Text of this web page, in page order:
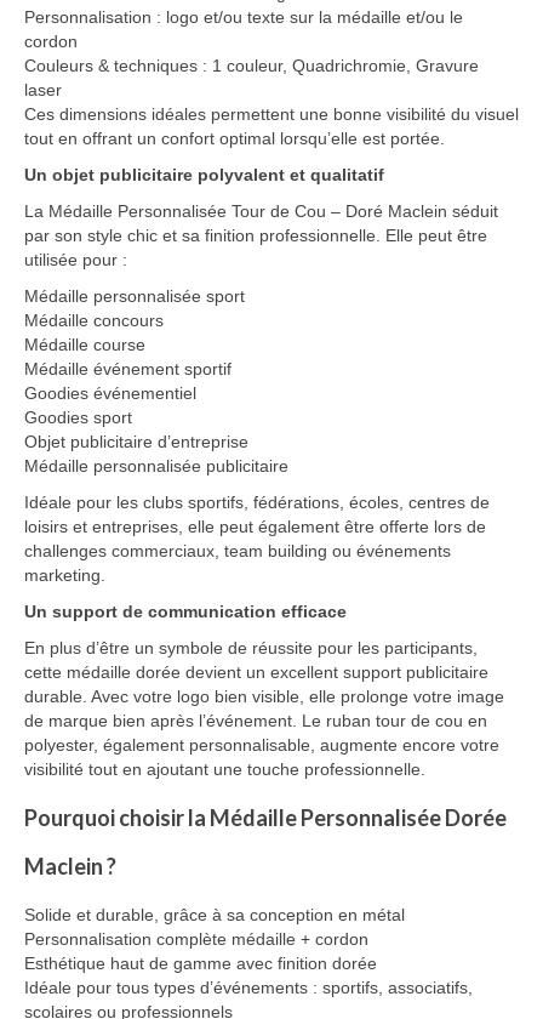
Personnalisation : logo et/ou texte sur la médaille et/ou le
cordon
Couleurs & techniques : 1 couleur, Quadrichromie, Gravure
laser
Ces dimensions idéales permettent une bonne visibilité du visuel
tout en offrant un confort optimal lorsqu’elle est portée.
Un objet publicitaire polyvalent et qualitatif
La Médaille Personnalisée Tour de Cou – Doré Maclein séduit
par son style chic et sa finition professionnelle. Elle peut être
utilisée pour :
Médaille personnalisée sport
Médaille concours
Médaille course
Médaille événement sportif
Goodies événementiel
Goodies sport
Objet publicitaire d’entreprise
Médaille personnalisée publicitaire
Idéale pour les clubs sportifs, fédérations, écoles, centres de
loisirs et entreprises, elle peut également être offerte lors de
challenges commerciaux, team building ou événements
marketing.
Un support de communication efficace
En plus d’être un symbole de réussite pour les participants,
cette médaille dorée devient un excellent support publicitaire
durable. Avec votre logo bien visible, elle prolonge votre image
de marque bien après l’événement. Le ruban tour de cou en
polyester, également personnalisable, augmente encore votre
visibilité tout en ajoutant une touche professionnelle.
Pourquoi choisir la Médaille Personnalisée Dorée
Maclein ?
Solide et durable, grâce à sa conception en métal
Personnalisation complète médaille + cordon
Esthétique haut de gamme avec finition dorée
Idéale pour tous types d’événements : sportifs, associatifs,
scolaires ou professionnels